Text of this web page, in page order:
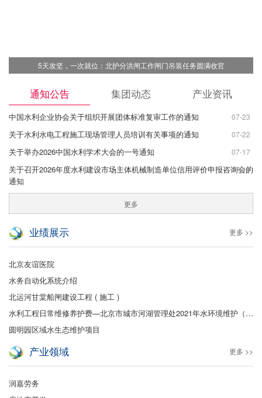
分洪闸工作闸门吊装任务圆满收官 海委主任钟勇莅临金河水务
通知公告 集团动态 产业资讯
中国水利企业协会关于组织开展团体标准复审工作的通知 07-23
关于水利水电工程施工现场管理人员培训有关事项的通知 07-22
关于举办2026中国水利学术大会的一号通知 07-17
关于召开2026年度水利建设市场主体机械制造单位信用评价申报咨询会的
通知
07-15
更多
业绩展示 更多 >>
北京友谊医院
水务自动化系统介绍
北运河甘棠船闸建设工程 ( 施工 )
水利工程日常维修养护费—北京市城市河湖管理处2021年水环境维护（保洁及绿化）
圆明园区域水生态维护项目
产业领域 更多 >>
润嘉劳务